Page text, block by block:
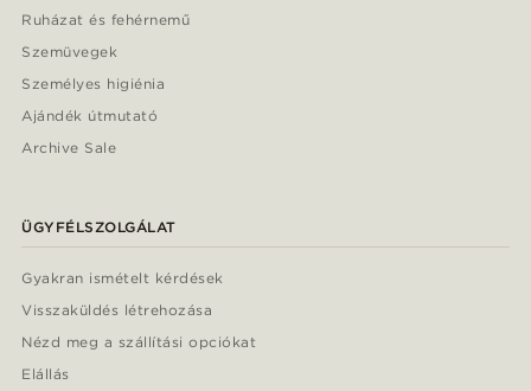
Ruházat és fehérnemű
Szemüvegek
Személyes higiénia
Ajándék útmutató
Archive Sale
ÜGYFÉLSZOLGÁLAT
Gyakran ismételt kérdések
Visszaküldés létrehozása
Nézd meg a szállítási opciókat
Elállás